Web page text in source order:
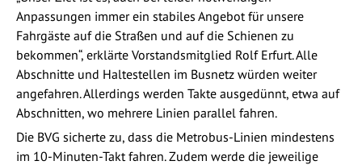
Anpassungen immer ein stabiles Angebot für unsere
Fahrgäste auf die Straßen und auf die Schienen zu
bekommen“, erklärte Vorstandsmitglied Rolf Erfurt. Alle
Abschnitte und Haltestellen im Busnetz würden weiter
angefahren. Allerdings werden Takte ausgedünnt, etwa auf
Abschnitten, wo mehrere Linien parallel fahren.
Die BVG sicherte zu, dass die Metrobus-Linien mindestens
im 10-Minuten-Takt fahren. Zudem werde die jeweilige